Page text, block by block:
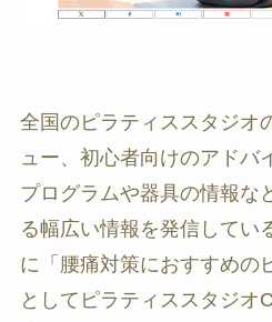
全国のピラティススタジオ
ュー、初心者向けのアドバ
プログラムや器具の情報な
る幅広い情報を発信してい
に「腰痛対策におすすめの
としてピラティススタジオ